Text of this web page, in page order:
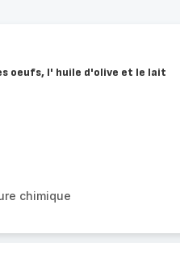
oeufs, l' huile d'olive et le lait
chimique